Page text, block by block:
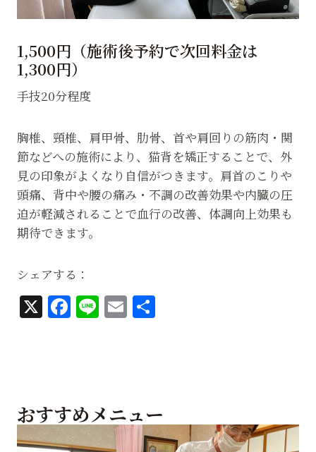
1,500円（施術後予約で次回料金は
1,300円）
手技20分程度
胸椎、頸椎、肩甲骨、肋骨、首や肩回りの筋肉・関
節などへの施術により、猫背を矯正することで、外
見の印象がよくなり自信がつきます。肩首のこりや
頭痛、背中や腰の痛み・不調の改善効果や内臓の圧
迫が軽減されることで血行の改善、体調向上効果も
期待できます。
シェアする：
X F
o
o
Li E
おすすめメニュー